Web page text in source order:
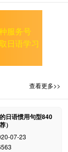
服务号
日语学习
查看更多>>
日语惯用句型840
）
07-23